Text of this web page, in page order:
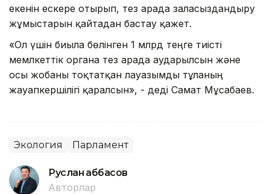
екенін ескере отырып, тез арада заласыздандыру
жұмыстарын қайтадан бастау қажет.
«Ол үшін биылға бөлінген 1 млрд теңге тиісті
мемлкеттік органға тез арада аударылсын және
осы жобаны тоқтатқан лауазымды тұлғаның
жауапкершілігі қаралсын», - деді Самат Мұсабаев.
Экология Парламент
Руслан Ғаббасов
Авторлар